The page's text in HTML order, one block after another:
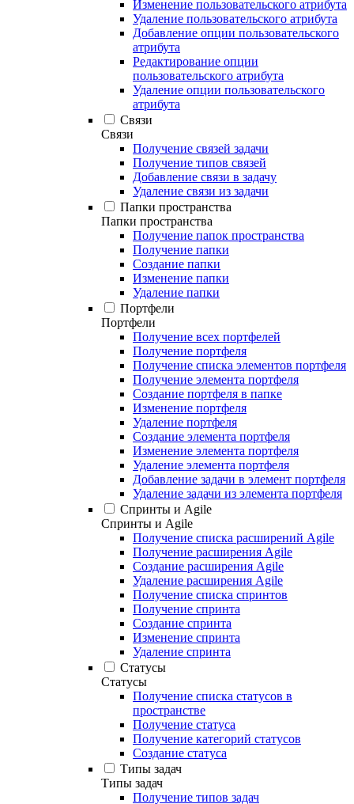
Изменение пользовательского атрибута
Удаление пользовательского атрибута
Добавление опции пользовательского
атрибута
Редактирование опции
пользовательского атрибута
Удаление опции пользовательского
атрибута
Связи
Связи
Получение связей задачи
Получение типов связей
Добавление связи в задачу
Удаление связи из задачи
Папки пространства
Папки пространства
Получение папок пространства
Получение папки
Создание папки
Изменение папки
Удаление папки
Портфели
Портфели
Получение всех портфелей
Получение портфеля
Получение списка элементов портфеля
Получение элемента портфеля
Создание портфеля в папке
Изменение портфеля
Удаление портфеля
Создание элемента портфеля
Изменение элемента портфеля
Удаление элемента портфеля
Добавление задачи в элемент портфеля
Удаление задачи из элемента портфеля
Спринты и Agile
Спринты и Agile
Получение списка расширений Agile
Получение расширения Agile
Создание расширения Agile
Удаление расширения Agile
Получение списка спринтов
Получение спринта
Создание спринта
Изменение спринта
Удаление спринта
Статусы
Статусы
Получение списка статусов в
пространстве
Получение статуса
Получение категорий статусов
Создание статуса
Типы задач
Типы задач
Получение типов задач